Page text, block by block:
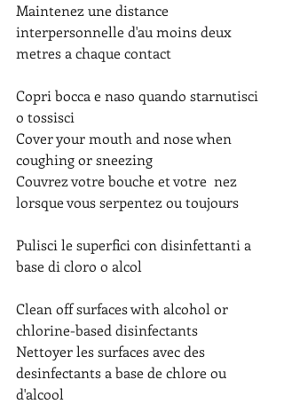
Maintenez une distance
interpersonnelle d'au moins deux
metres a chaque contact
Copri bocca e naso quando starnutisci
o tossisci
Cover your mouth and nose when
coughing or sneezing
Couvrez votre bouche et votre  nez
lorsque vous serpentez ou toujours
Pulisci le superfici con disinfettanti a
base di cloro o alcol
Clean off surfaces with alcohol or
chlorine-based disinfectants
Nettoyer les surfaces avec des
desinfectants a base de chlore ou
d'alcool